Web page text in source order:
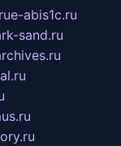
e-abis1c.ru
sand.ru